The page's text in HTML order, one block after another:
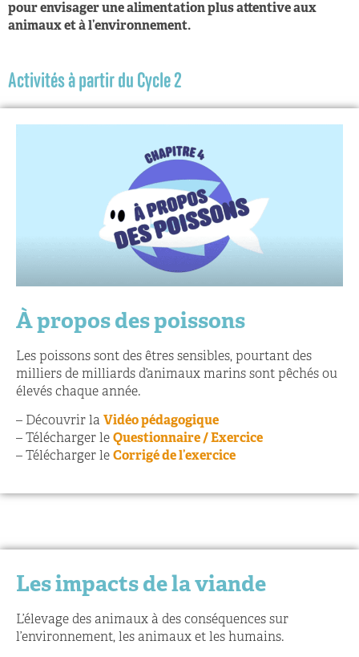
pour envisager une alimentation plus attentive aux
animaux et à l’environnement.
Activités à partir du Cycle 2
À propos des poissons
Les poissons sont des êtres sensibles, pourtant des
milliers de milliards d’animaux marins sont pêchés ou
élevés chaque année.
– Découvrir la Vidéo pédagogique
– Télécharger le Questionnaire / Exercice
– Télécharger le Corrigé de l’exercice
Les impacts de la viande
L’élevage des animaux à des conséquences sur
l’environnement, les animaux et les humains.